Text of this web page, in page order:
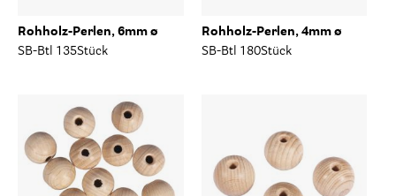
Rohholz-Perlen, 6mm ø
SB-Btl 135Stück
Rohholz-Perlen, 4mm ø
SB-Btl 180Stück